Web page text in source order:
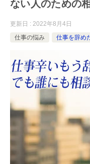
ない人のための
更新日 : 2022年8月4日
仕事の悩み
仕事を辞め